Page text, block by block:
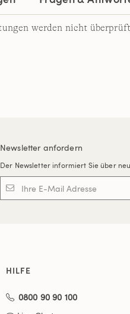
werden nicht
Newsletter anfordern
Der Newsletter informiert Sie über
HILFE
0800 90 90 100